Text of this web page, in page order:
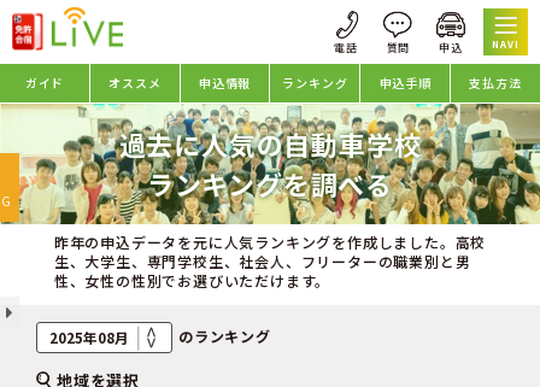
NAVI
ガイド オススメ 申込情報 ランキング 申込手順 支払方法
過去に人気の自動車学校
ランキングを調べる
昨年の申込データを元に人気ランキングを作成しました。高校
生、大学生、専門学校生、社会人、フリーターの職業別と男
性、女性の性別でお選びいただけます。
のランキング
地域を選択